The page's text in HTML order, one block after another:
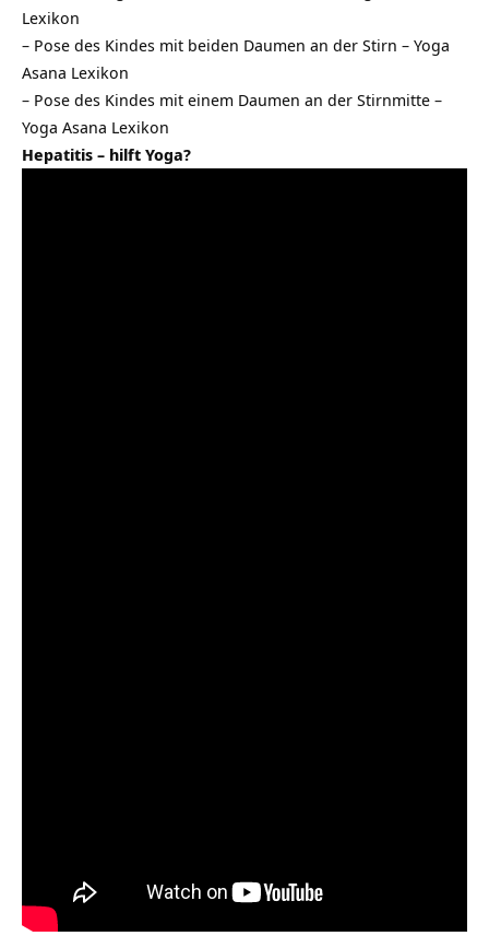
Lexikon
– Pose des Kindes mit beiden Daumen an der Stirn – Yoga
Asana Lexikon
– Pose des Kindes mit einem Daumen an der Stirnmitte –
Yoga Asana Lexikon
Hepatitis – hilft Yoga?